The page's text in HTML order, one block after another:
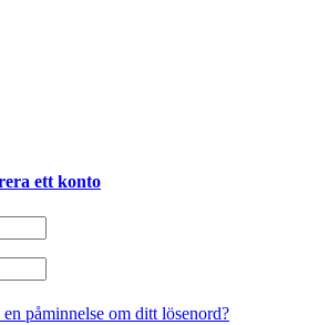
ett konto
påminnelse om ditt lösenord?